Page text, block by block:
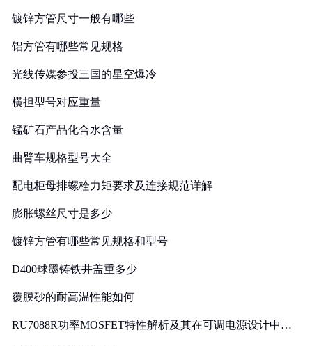
镀锌方管尺寸一般有哪些
铝方管有哪些常见规格
光线传媒参投三国的星空爆冷
横担型号对应重量
锰矿石产品化合水含量
曲臂车规格型号大全
配电柜母排螺栓力矩要求及连接规范详解
膨胀螺丝尺寸是多少
镀锌方管有哪些常见规格和型号
D400球墨铸铁井盖重多少
覆膜砂的耐高温性能如何
RU7088R功率MOSFET特性解析及其在可调电源设计中的